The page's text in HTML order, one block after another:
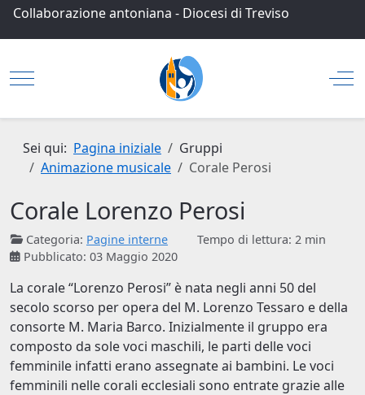
Collaborazione antoniana - Diocesi di Treviso
Mobile Menu Toggle
Sei qui: Pagina iniziale
Gruppi
Animazione musicale
Corale Perosi
Corale Lorenzo Perosi
Categoria: Pagine interne
Tempo di lettura: 2 min
Pubblicato: 03 Maggio 2020
La corale “Lorenzo Perosi” è nata negli anni 50 del
secolo scorso per opera del M. Lorenzo Tessaro e della
consorte M. Maria Barco. Inizialmente il gruppo era
composto da sole voci maschili, le parti delle voci
femminile infatti erano assegnate ai bambini. Le voci
femminili nelle corali ecclesiali sono entrate grazie alle